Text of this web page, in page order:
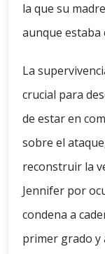
la que su
aunque estaba
La
crucial para
de estar en
sobre el
reconstruir la
Jennifer por
condena a
primer grado y